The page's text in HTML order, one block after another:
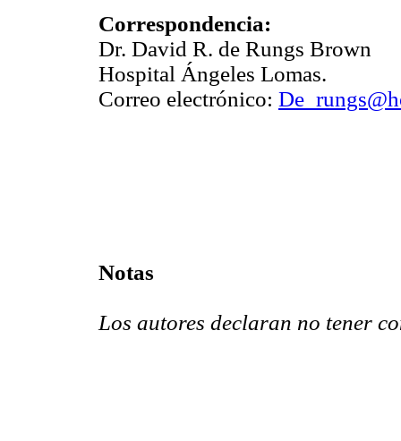
Correspondencia:
Dr. David R. de Rungs Brown
Hospital Ángeles Lomas.
Correo electrónico:
Notas
Los autores declaran no tener